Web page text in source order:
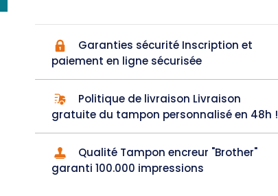
Garanties sécurité Inscription et
paiement en ligne sécurisée
Politique de livraison Livraison
gratuite du tampon personnalisé en 48h !
Qualité Tampon encreur "Brother"
garanti 100.000 impressions